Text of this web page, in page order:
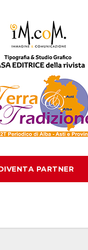
PARTNER